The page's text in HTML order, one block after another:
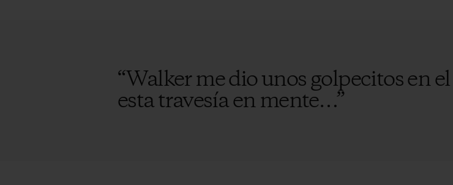
“Walker me dio unos golpecitos en
esta travesía en mente…”